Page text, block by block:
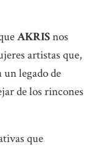
AKRISnos
artistas que,
un legado de
de los rincones
que